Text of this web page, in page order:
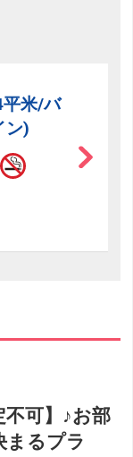
平米/バ
ン)
不可】♪お部
まるプラ